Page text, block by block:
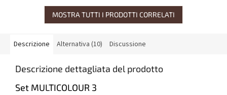
MOSTRA TUTTI I PRODOTTI CORRELATI
Descrizione Alternativa (10) Discussione
Descrizione dettagliata del prodotto
Set MULTICOLOUR 3